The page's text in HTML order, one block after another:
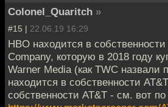
Colonel_Quaritch »
#15 | 22.06.19 16:29
HBO находится в
Company, которую в 2018 году
Warner Media (как TWC назвали
находится в собственности
собственности AT&T - см. вот